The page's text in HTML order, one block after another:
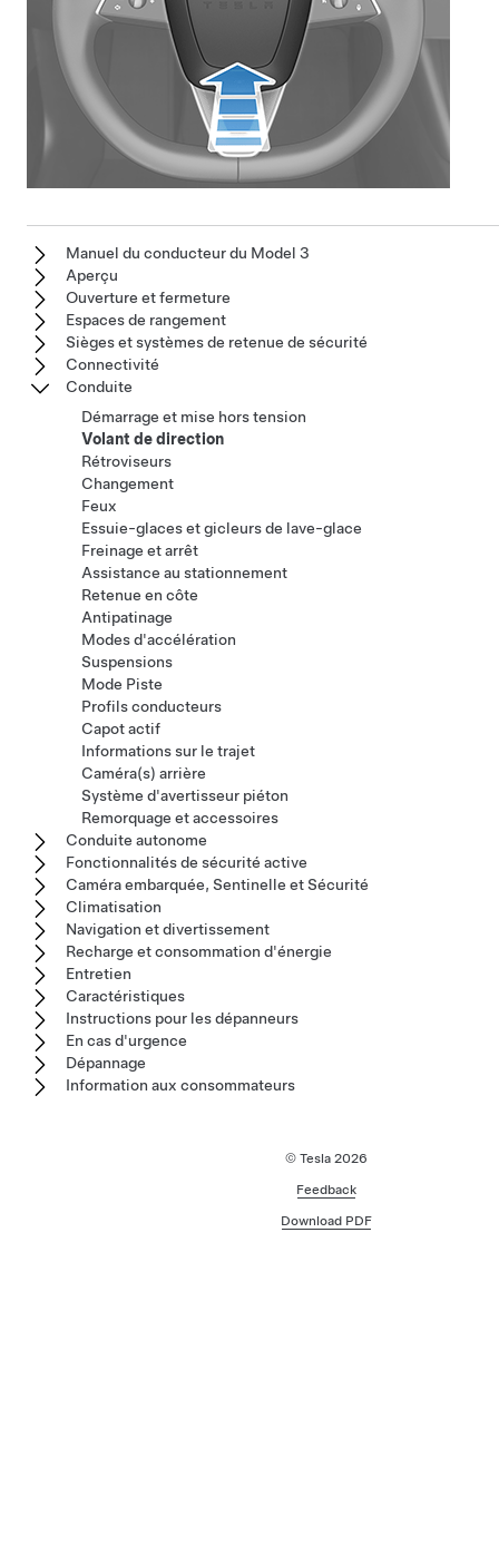
Manuel du conducteur du Model 3
Aperçu
Ouverture et fermeture
Espaces de rangement
Sièges et systèmes de retenue de sécurité
Connectivité
Conduite
Démarrage et mise hors tension
Volant de direction
Rétroviseurs
Changement
Feux
Essuie-glaces et gicleurs de lave-glace
Freinage et arrêt
Assistance au stationnement
Retenue en côte
Antipatinage
Modes d'accélération
Suspensions
Mode Piste
Profils conducteurs
Capot actif
Informations sur le trajet
Caméra(s) arrière
Système d'avertisseur piéton
Remorquage et accessoires
Conduite autonome
Fonctionnalités de sécurité active
Caméra embarquée, Sentinelle et Sécurité
Climatisation
Navigation et divertissement
Recharge et consommation d'énergie
Entretien
Caractéristiques
Instructions pour les dépanneurs
En cas d'urgence
Dépannage
Information aux consommateurs
© Tesla 2026
Feedback
Download PDF